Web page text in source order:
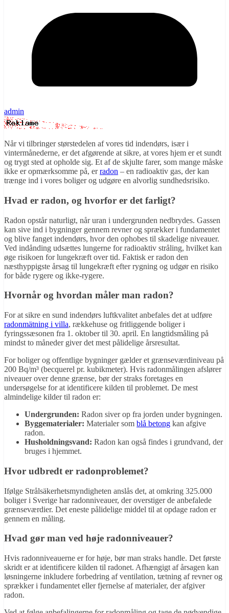
admin
Når vi tilbringer størstedelen af vores tid indendørs, især i
vintermånederne, er det afgørende at sikre, at vores hjem er et sundt
og trygt sted at opholde sig. Et af de skjulte farer, som mange måske
ikke er opmærksomme på, erradon – en radioaktiv gas, der kan
trænge ind i vores boliger og udgøre en alvorlig sundhedsrisiko.
Hvad er radon, og hvorfor er det farligt?
Radon opstår naturligt, når uran i undergrunden nedbrydes. Gassen
kan sive ind i bygninger gennem revner og sprækker i fundamentet
og blive fanget indendørs, hvor den ophobes til skadelige niveauer.
Ved indånding udsættes lungerne for radioaktiv stråling, hvilket kan
øge risikoen for lungekræft over tid. Faktisk er radon den
næsthyppigste årsag til lungekræft efter rygning og udgør en risiko
for både rygere og ikke-rygere.
Hvornår og hvordan måler man radon?
For at sikre en sund indendørs luftkvalitet anbefales det at udføre
radonmätning i villa, rækkehuse og fritliggende boliger i
fyringssæsonen fra 1. oktober til 30. april. En langtidsmåling på
mindst to måneder giver det mest pålidelige årsresultat.
For boliger og offentlige bygninger gælder et grænseværdiniveau på
200 Bq/m³ (becquerel pr. kubikmeter). Hvis radonmålingen afslører
niveauer over denne grænse, bør der straks foretages en
undersøgelse for at identificere kilden til problemet. De mest
almindelige kilder til radon er:
Undergrunden: Radon siver op fra jorden under bygningen.
Byggematerialer: Materialer som blå betong kan afgive
radon.
Husholdningsvand: Radon kan også findes i grundvand, der
bruges i hjemmet.
Hvor udbredt er radonproblemet?
Ifølge Strålsäkerhetsmyndigheten anslås det, at omkring 325.000
boliger i Sverige har radonniveauer, der overstiger de anbefalede
grænseværdier. Det eneste pålidelige middel til at opdage radon er
gennem en måling.
Hvad gør man ved høje radonniveauer?
Hvis radonniveauerne er for høje, bør man straks handle. Det første
skridt er at identificere kilden til radonet. Afhængigt af årsagen kan
løsningerne inkludere forbedring af ventilation, tætning af revner og
sprækker i fundamentet eller fjernelse af materialer, der afgiver
radon.